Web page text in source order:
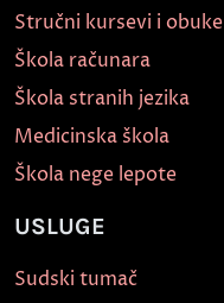
Stručni kursevi i obuke
Škola računara
Škola stranih jezika
Medicinska škola
Škola nege lepote
USLUGE
Sudski tumač